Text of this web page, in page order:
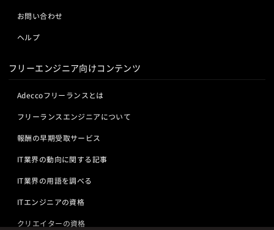
お問い合わせ
ヘルプ
フリーエンジニア向けコンテンツ
Adeccoフリーランスとは
フリーランスエンジニアについて
報酬の早期受取サービス
IT業界の動向に関する記事
IT業界の用語を調べる
ITエンジニアの資格
クリエイターの資格